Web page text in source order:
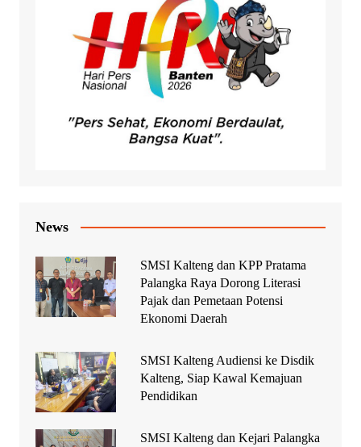
News
SMSI Kalteng dan KPP Pratama
Palangka Raya Dorong Literasi
Pajak dan Pemetaan Potensi
Ekonomi Daerah
SMSI Kalteng Audiensi ke Disdik
Kalteng, Siap Kawal Kemajuan
Pendidikan
SMSI Kalteng dan Kejari Palangka